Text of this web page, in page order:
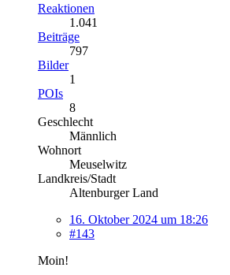
Reaktionen
1.041
Beiträge
797
Bilder
1
POIs
8
Geschlecht
Männlich
Wohnort
Meuselwitz
Landkreis/Stadt
Altenburger Land
16. Oktober 2024 um 18:26
#143
Moin!